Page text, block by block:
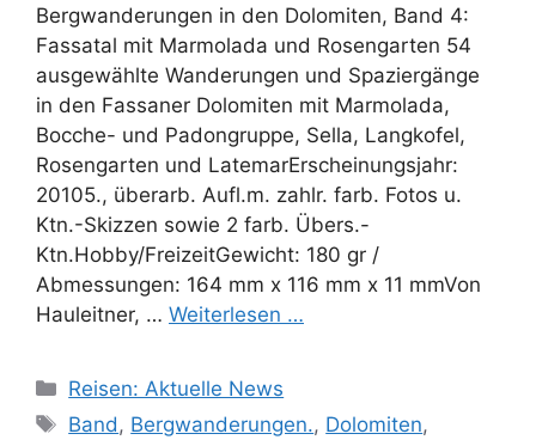
Bergwanderungen in den Dolomiten, Band 4:
Fassatal mit Marmolada und Rosengarten 54
ausgewählte Wanderungen und Spaziergänge
in den Fassaner Dolomiten mit Marmolada,
Bocche- und Padongruppe, Sella, Langkofel,
Rosengarten und LatemarErscheinungsjahr:
20105., überarb. Aufl.m. zahlr. farb. Fotos u.
Ktn.-Skizzen sowie 2 farb. Übers.-
Ktn.Hobby/FreizeitGewicht: 180 gr /
Abmessungen: 164 mm x 116 mm x 11 mmVon
Hauleitner, … Weiterlesen …
Kategorien
Reisen: Aktuelle News
Schlagwörter
Band , Bergwanderungen., Dolomiten,